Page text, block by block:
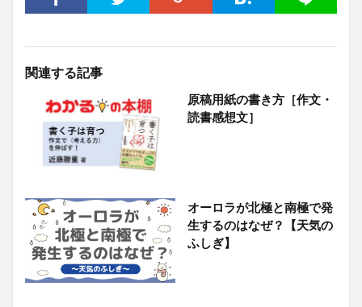
関連する記事
原稿用紙の書き方［作文・
読書感想文］
オーロラが北極と南極で発
生するのはなぜ？【天気の
ふしぎ】